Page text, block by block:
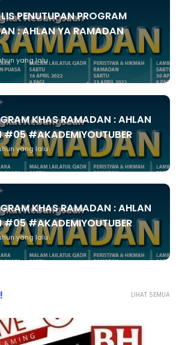
PENUTUPAN PROGRAM
: AHLAN YA RAMADAN
yang lalu
KHAS RAMADAN : AHLAN
#05 #AKADEMIYOUTUBER
yang lalu
KHAS RAMADAN : AHLAN
#05 #AKADEMIYOUTUBER
yang lalu
LIHAT SEMUA